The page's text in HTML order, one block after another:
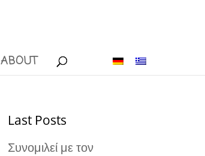
ABOUT
Last Posts
Συνομιλεί με τον